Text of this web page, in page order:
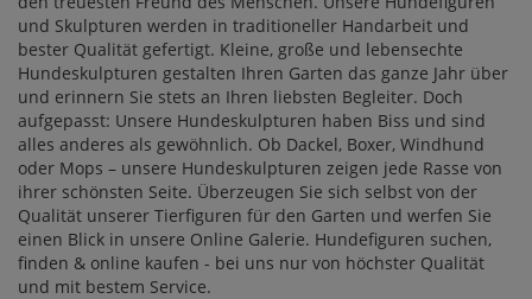
und Skulpturen werden in traditioneller Handarbeit und
bester Qualität gefertigt. Kleine, große und lebensechte
Hundeskulpturen gestalten Ihren Garten das ganze Jahr über
und erinnern Sie stets an Ihren liebsten Begleiter. Doch
aufgepasst: Unsere Hundeskulpturen haben Biss und sind
alles anderes als gewöhnlich. Ob Dackel, Boxer, Windhund
oder Mops – unsere Hundeskulpturen zeigen jede Rasse von
ihrer schönsten Seite. Überzeugen Sie sich selbst von der
Qualität unserer Tierfiguren für den Garten und werfen Sie
einen Blick in unsere Online Galerie. Hundefiguren suchen,
finden & online kaufen - bei uns nur von höchster Qualität
und mit bestem Service.